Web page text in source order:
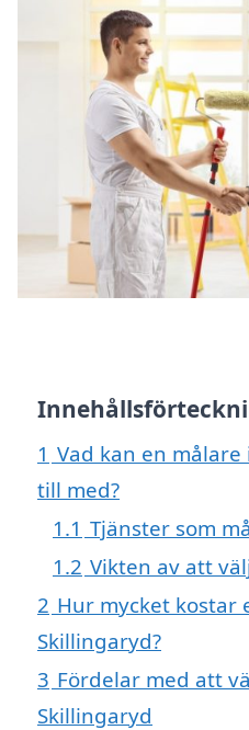
1 Vad kan en
till med?
1.1 Tjänster som
1.2 Vikten av att
2 Hur mycket kostar
Skillingaryd?
3 Fördelar med att
Skillingaryd